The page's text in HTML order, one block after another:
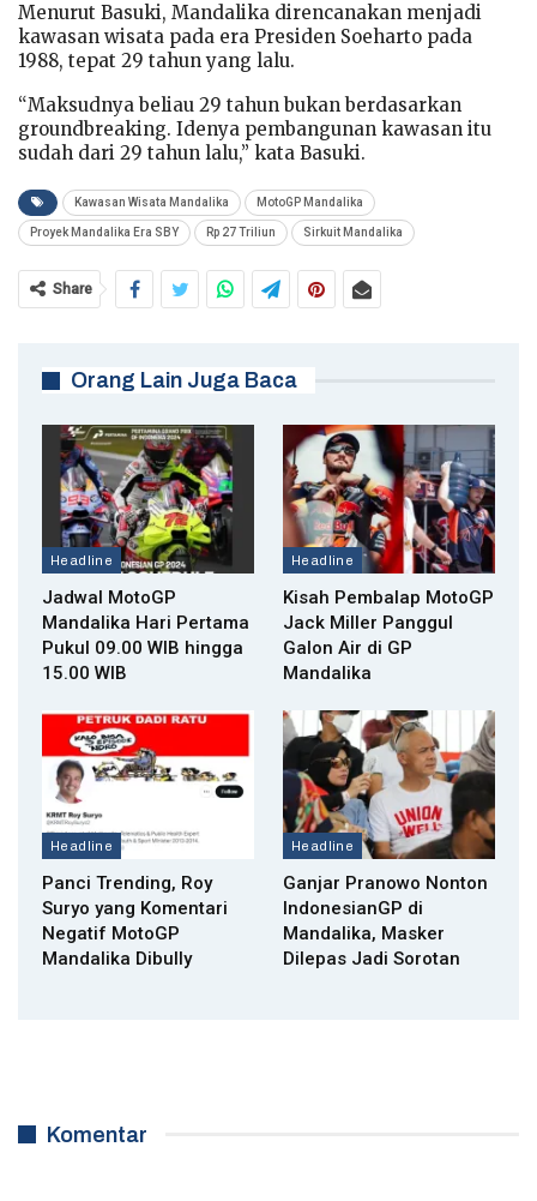
Menurut Basuki, Mandalika direncanakan menjadi
kawasan wisata pada era Presiden Soeharto pada
1988, tepat 29 tahun yang lalu.
“Maksudnya beliau 29 tahun bukan berdasarkan
groundbreaking. Idenya pembangunan kawasan itu
sudah dari 29 tahun lalu,” kata Basuki.
Kawasan Wisata Mandalika MotoGP Mandalika
Proyek Mandalika Era SBY Rp 27 Triliun Sirkuit Mandalika
Share
Orang Lain Juga Baca
Headline
Jadwal MotoGP
Mandalika Hari Pertama
Pukul 09.00 WIB hingga
15.00 WIB
Headline
Kisah Pembalap MotoGP
Jack Miller Panggul
Galon Air di GP
Mandalika
Headline
Panci Trending, Roy
Suryo yang Komentari
Negatif MotoGP
Mandalika Dibully
Headline
Ganjar Pranowo Nonton
IndonesianGP di
Mandalika, Masker
Dilepas Jadi Sorotan
Komentar